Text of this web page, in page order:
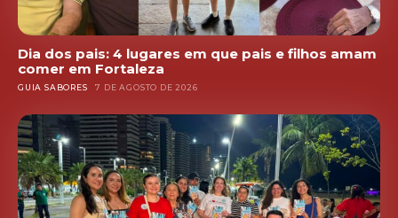
Dia dos pais: 4 lugares em que pais e filhos amam
comer em Fortaleza
GUIA SABORES 7 DE AGOSTO DE 2026